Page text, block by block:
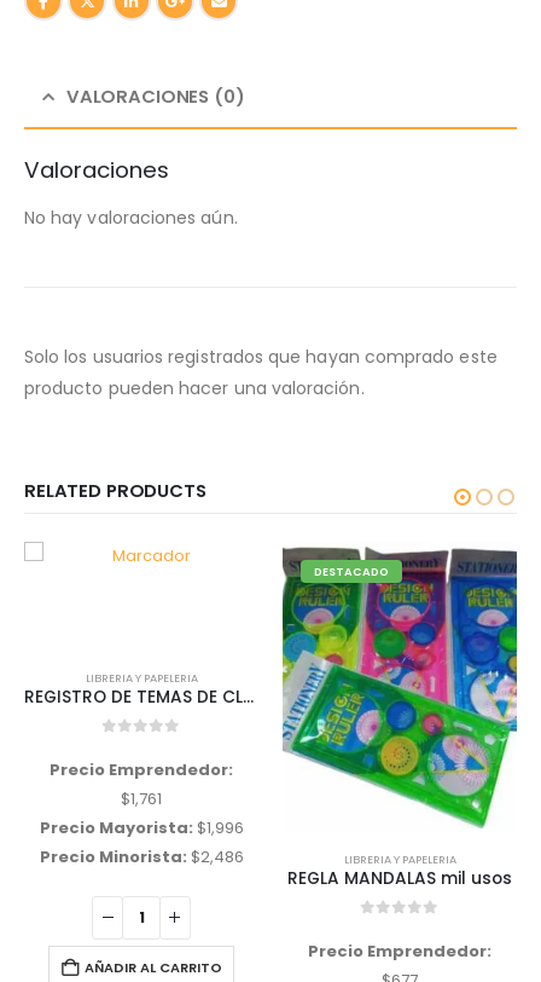
VALORACIONES (0)
Valoraciones
No hay valoraciones aún.
Solo los usuarios registrados que hayan comprado este
producto pueden hacer una valoración.
RELATED PRODUCTS
LIBRERIA Y PAPELERIA
REGISTRO DE TEMAS DE CLASES¨LIBRO DE AULA¨
Precio Emprendedor:
$1,761
Precio Mayorista: $1,996
Precio Minorista: $2,486
AÑADIR AL CARRITO
DESTACADO
LIBRERIA Y PAPELERIA
REGLA MANDALAS mil usos
Precio Emprendedor: